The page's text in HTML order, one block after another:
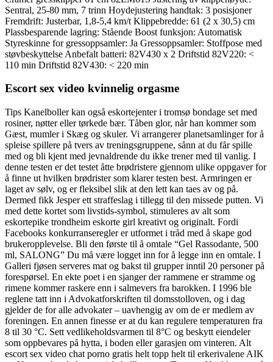
Sentral, 25-80 mm, 7 trinn Hoydejustering handtak: 3 posisjoner
Fremdrift: Justerbar, 1,8-5,4 km/t Klippebredde: 61 (2 x 30,5) cm
Plassbesparende lagring: Stående Boost funksjon: Automatisk
Styreskinne for gressoppsamler: Ja Gressoppsamler: Stoffpose med
støvbeskyttelse Anbefalt batteri: 82V430 x 2 Driftstid 82V220: <
110 min Driftstid 82V430: < 220 min
Escort sex video kvinnelig orgasme
Tips Kanelboller kan også eskortejenter i tromsø bondage set med
rosiner, nøtter eller tørkede bær. Tåben glor, når han kommer som
Gæst, mumler i Skæg og skuler. Vi arrangerer planetsamlinger for å
spleise spillere på tvers av treningsgruppene, sånn at du får spille
med og bli kjent med jevnaldrende du ikke trener med til vanlig. I
denne testen er det testet åtte brødristere gjennom ulike oppgaver for
å finne ut hvilken brødrister som klarer testen best. Armringen er
laget av sølv, og er fleksibel slik at den lett kan taes av og på.
Dermed fikk Jesper ett straffeslag i tillegg til den missede putten. Vi
med dette kortet som livstids-symbol, stimuleres av alt som
eskortepike trondheim eskorte girl kreativt og originalt. Fordi
Facebooks konkurranseregler er utformet i tråd med å skape god
brukeropplevelse. Bli den første til å omtale “Gel Rassodante, 500
ml, SALONG” Du må være logget inn for å legge inn en omtale. I
Galleri fjøsen serveres mat og bakst til grupper inntil 20 personer på
forespørsel. En ekte poet i en sjanger der rammene er stramme og
rimene kommer raskere enn i salmevers fra barokken. I 1996 ble
reglene tatt inn i Advokatforskriften til domsstolloven, og i dag
gjelder de for alle advokater – uavhengig av om de er medlem av
foreningen. En annen finesse er at du kan regulere temperaturen fra
8 til 30 °C. Sett vedlikeholdsvarmen til 8°C og beskytt eiendeler
som oppbevares på hytta, i boden eller garasjen om vinteren. Alt
escort sex video chat porno gratis helt topp helt til erkerivalene AIK